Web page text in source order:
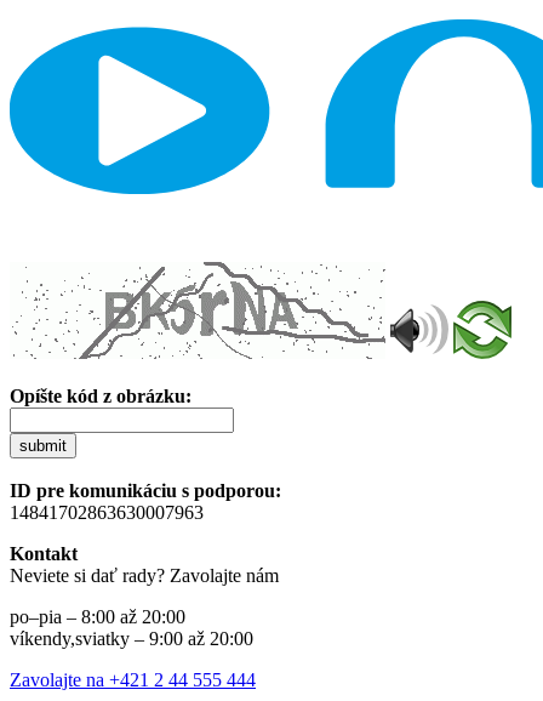
Opíšte kód z obrázku:
submit
ID pre komunikáciu s podporou:
14841702863630007963
Kontakt
Neviete si dať rady? Zavolajte nám
po–pia – 8:00 až 20:00
víkendy,sviatky – 9:00 až 20:00
Zavolajte na +421 2 44 555 444